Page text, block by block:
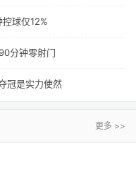
球仅12%
分钟零射门
冠是实力使然
更多 >>